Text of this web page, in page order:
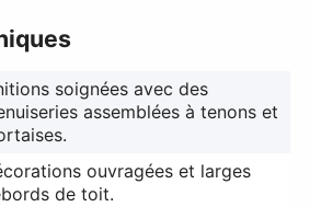
soignées avec des
assemblées à tenons et
ouvragées et larges
de toit.